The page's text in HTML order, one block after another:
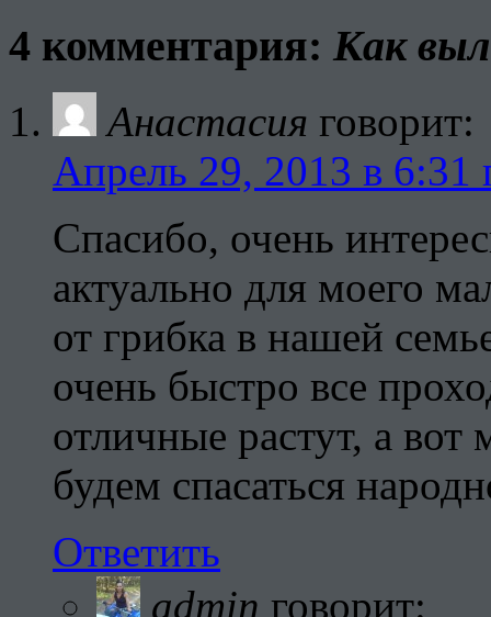
4 комментария: Как
Анастасия говорит:
Апрель 29, 2013 в 6:31
Спасибо, очень
актуально для моего
от грибка в нашей
очень быстро все
отличные растут, а
будем спасаться
Ответить
admin говорит: